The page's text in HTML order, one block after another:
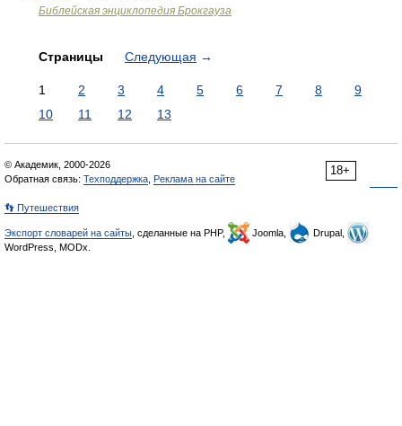
Библейская энциклопедия Брокгауза
Страницы Следующая →
1 2 3 4 5 6 7 8
9
10
11 12 13
18+
© Академик, 2000-2026
Обратная связь: Техподдержка Реклама на сайте
👣 Путешествия
Экспорт словарей на сайты , сделанные на PHP, Joomla,
Drupal,
WordPress, MODx.